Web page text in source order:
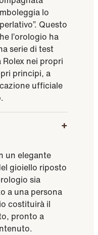
lo
Questo
l’orologio ha
serie di test
nei propri
principi, a
ufficiale
un elegante
gioiello riposto
sia
a una persona
costituirà il
pronto a